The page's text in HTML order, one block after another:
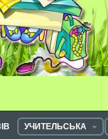
УЧИТЕЛЬСЬКА